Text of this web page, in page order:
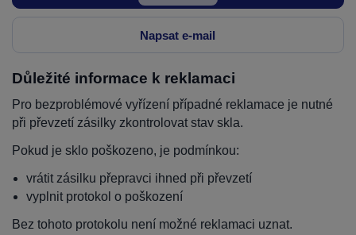
Napsat e-mail
Důležité informace k reklamaci
Pro bezproblémové vyřízení případné reklamace je nutné
při převzetí zásilky zkontrolovat stav skla.
Pokud je sklo poškozeno, je podmínkou:
vrátit zásilku přepravci ihned při převzetí
vyplnit protokol o poškození
Bez tohoto protokolu není možné reklamaci uznat.